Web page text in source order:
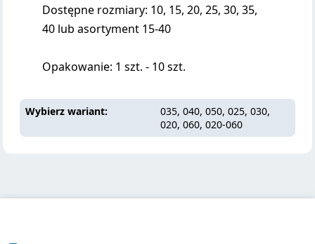
Dostępne rozmiary: 10, 15, 20, 25, 30, 35,
40 lub asortyment 15-40
Opakowanie: 1 szt. - 10 szt.
Wybierz wariant
035, 040, 050, 025, 030,
020, 060, 020-060